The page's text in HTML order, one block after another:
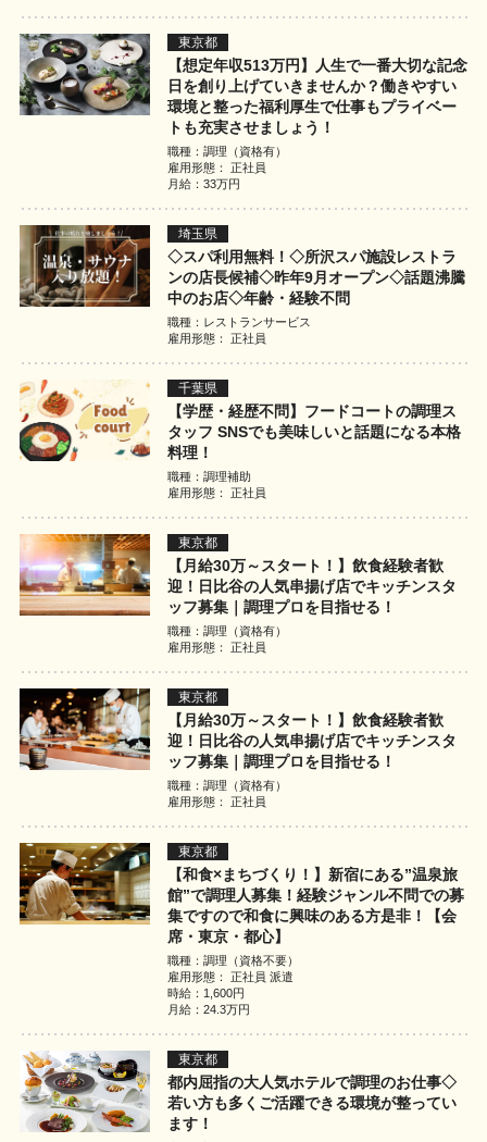
東京都
【想定年収513万円】人生で一番大切な記念
日を創り上げていきませんか？働きやすい
環境と整った福利厚生で仕事もプライベー
トも充実させましょう！
職種：調理（資格有）
雇用形態： 正社員
月給：33万円
埼玉県
◇スパ利用無料！◇所沢スパ施設レストラ
ンの店長候補◇昨年9月オープン◇話題沸騰
中のお店◇年齢・経験不問
職種：レストランサービス
雇用形態： 正社員
千葉県
【学歴・経歴不問】フードコートの調理ス
タッフ SNSでも美味しいと話題になる本格
料理！
職種：調理補助
雇用形態： 正社員
東京都
【月給30万～スタート！】飲食経験者歓
迎！日比谷の人気串揚げ店でキッチンスタ
ッフ募集｜調理プロを目指せる！
職種：調理（資格有）
雇用形態： 正社員
東京都
【月給30万～スタート！】飲食経験者歓
迎！日比谷の人気串揚げ店でキッチンスタ
ッフ募集｜調理プロを目指せる！
職種：調理（資格有）
雇用形態： 正社員
東京都
【和食×まちづくり！】新宿にある”温泉旅
館”で調理人募集！経験ジャンル不問での募
集ですので和食に興味のある方是非！【会
席・東京・都心】
職種：調理（資格不要）
雇用形態： 正社員 派遣
時給：1,600円
月給：24.3万円
東京都
都内屈指の大人気ホテルで調理のお仕事◇
若い方も多くご活躍できる環境が整ってい
ます！